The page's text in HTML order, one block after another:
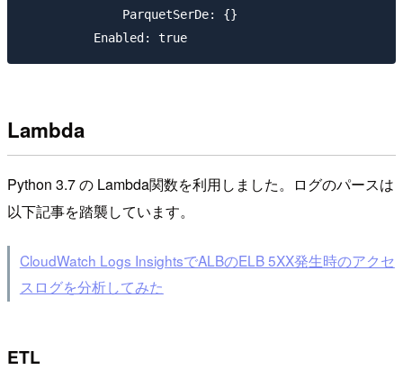
              ParquetSerDe: {}
Lambda
Python 3.7 の Lambda関数を利用しました。ログのパースは
以下記事を踏襲しています。
CloudWatch Logs InsightsでALBのELB 5XX発生時のアクセ
スログを分析してみた
ETL